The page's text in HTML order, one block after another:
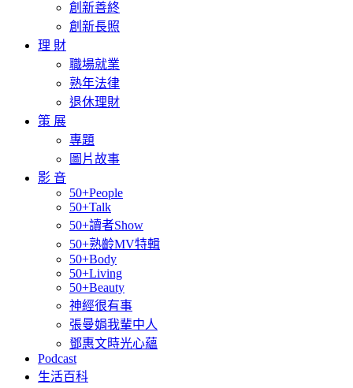
創新善終
創新長照
理 財
職場就業
熟年法律
退休理財
策 展
專題
圖片故事
影 音
50+People
50+Talk
50+讀者Show
50+熟齡MV特輯
50+Body
50+Living
50+Beauty
神經很有事
張曼娟我輩中人
鄧惠文時光心蘊
Podcast
生活百科